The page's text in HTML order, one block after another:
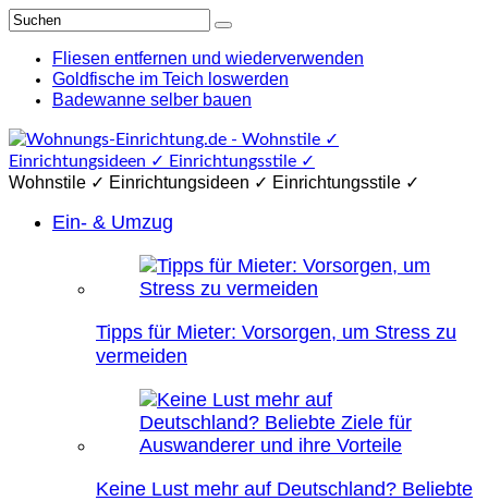
Fliesen entfernen und wiederverwenden
Goldfische im Teich loswerden
Badewanne selber bauen
Wohnstile ✓ Einrichtungsideen ✓ Einrichtungsstile ✓
Ein- & Umzug
Tipps für Mieter: Vorsorgen, um Stress zu
vermeiden
Keine Lust mehr auf Deutschland? Beliebte